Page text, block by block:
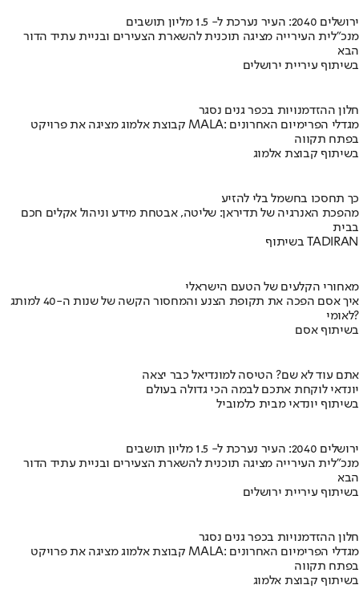
ירושלים 2040: העיר נערכת ל- 1.5 מליון תושבים
מנכ"לית העירייה מציגה תוכנית להשארת הצעירים ובניית עתיד הדור
הבא
בשיתוף עיריית ירושלים
חלון ההזדמנויות בכפר גנים נסגר
קבוצת אלמוג מציגה את פרויקט MALA: מגדלי הפרימיום האחרונים
בפתח תקווה
בשיתוף קבוצת אלמוג
כך תחסכו בחשמל בלי להזיע
מהפכת האנרגיה של תדיראן: שליטה, אבטחת מידע וניהול אקלים חכם
בבית
בשיתוף TADIRAN
מאחורי הקלעים של הטעם הישראלי
איך אסם הפכה את תקופת הצנע והמחסור הקשה של שנות ה-40 למותג
לאומי?
בשיתוף אסם
אתם עוד לא שם? הטיסה למונדיאל כבר יצאה
יונדאי לוקחת אתכם לבמה הכי גדולה בעולם
בשיתוף יונדאי מבית כלמוביל
ירושלים 2040: העיר נערכת ל- 1.5 מליון תושבים
מנכ"לית העירייה מציגה תוכנית להשארת הצעירים ובניית עתיד הדור
הבא
בשיתוף עיריית ירושלים
חלון ההזדמנויות בכפר גנים נסגר
קבוצת אלמוג מציגה את פרויקט MALA: מגדלי הפרימיום האחרונים
בפתח תקווה
בשיתוף קבוצת אלמוג